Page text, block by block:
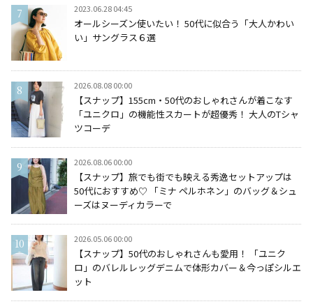
2023.06.28 04:45
オールシーズン使いたい！ 50代に似合う「大人かわい
い」サングラス６選
2026.08.08 00:00
【スナップ】155cm・50代のおしゃれさんが着こなす
「ユニクロ」の機能性スカートが超優秀！ 大人のTシャ
ツコーデ
2026.08.06 00:00
【スナップ】旅でも街でも映える秀逸セットアップは
50代におすすめ♡ 「ミナ ペルホネン」のバッグ＆シュ
ーズはヌーディカラーで
2026.05.06 00:00
【スナップ】50代のおしゃれさんも愛用！ 「ユニク
ロ」のバレルレッグデニムで体形カバー＆今っぽシルエ
ット